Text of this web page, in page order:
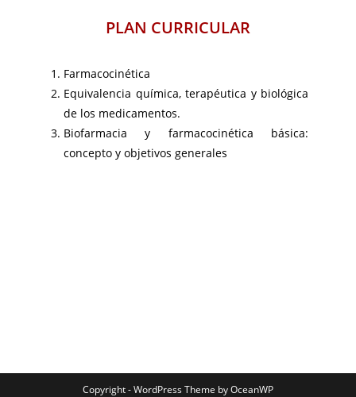
PLAN CURRICULAR
Farmacocinética
Equivalencia química, terapéutica y biológica
de los medicamentos.
Biofarmacia y farmacocinética básica:
concepto y objetivos generales
Copyright - WordPress Theme by OceanWP